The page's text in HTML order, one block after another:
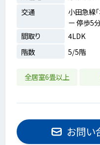
交通
小田急線
ー 停歩5
間取り
4LDK
階数
5/5階
全居室6畳以上
お問い